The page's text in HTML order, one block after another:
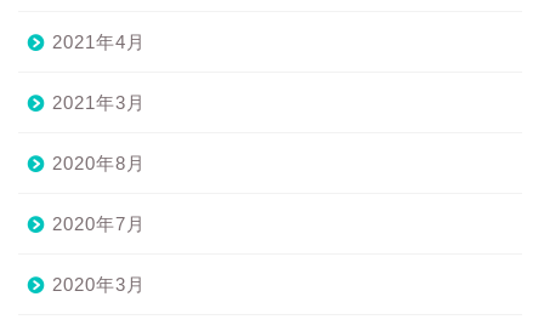
2021年4月
2021年3月
2020年8月
2020年7月
2020年3月